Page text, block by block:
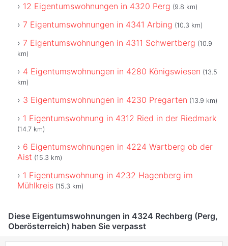
12 Eigentumswohnungen in 4320 Perg (9.8 km)
7 Eigentumswohnungen in 4341 Arbing (10.3 km)
7 Eigentumswohnungen in 4311 Schwertberg (10.9
km)
4 Eigentumswohnungen in 4280 Königswiesen (13.5
km)
3 Eigentumswohnungen in 4230 Pregarten (13.9 km)
1 Eigentumswohnung in 4312 Ried in der Riedmark
(14.7 km)
6 Eigentumswohnungen in 4224 Wartberg ob der
Aist (15.3 km)
1 Eigentumswohnung in 4232 Hagenberg im
Mühlkreis (15.3 km)
Diese Eigentumswohnungen in 4324 Rechberg (Perg,
Oberösterreich) haben Sie verpasst